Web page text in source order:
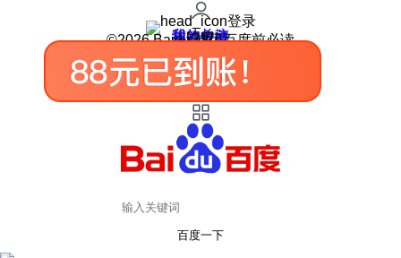
登录
我的关注
我的收藏
皮肤中心
用户反馈
设置
©2026 Baidu 使用百度前必读
百度一下